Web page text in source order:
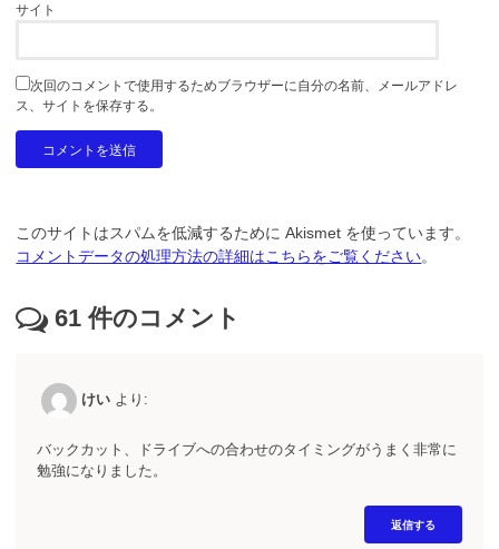
サイト
次回のコメントで使用するためブラウザーに自分の名前、メールアドレ
ス、サイトを保存する。
このサイトはスパムを低減するために Akismet を使っています。
コメントデータの処理方法の詳細はこちらをご覧ください。
61 件のコメント
けい より:
バックカット、ドライブへの合わせのタイミングがうまく非常に
勉強になりました。
返信する